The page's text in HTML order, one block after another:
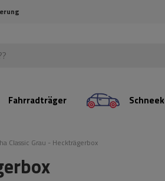
Fahrradträger
Classic Grau - Heckträgerbox